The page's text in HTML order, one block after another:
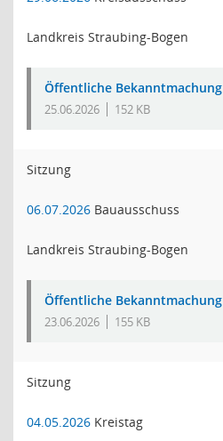
Landkreis Straubing-Bogen
Öffentliche Bekanntmachung
25.06.2026 152 KB
Sitzung
06.07.2026 Bauausschuss
Landkreis Straubing-Bogen
Öffentliche Bekanntmachung
23.06.2026 155 KB
Sitzung
04.05.2026 Kreistag